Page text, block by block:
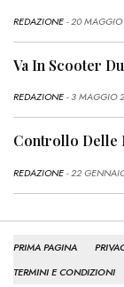
REDAZIONE- 20
Va In Scooter
REDAZIONE- 3 MAGGIO
Controllo Delle
REDAZIONE- 22
PRIMA PAGINA
TERMINI E CONDIZIONI